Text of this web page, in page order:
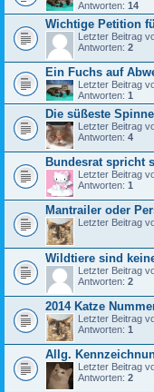
Antworten: 14
Wichtige Petition
Letzter Beitrag
Antworten: 2
Ein Fuchs auf
Letzter Beitrag
Antworten: 1
Die süßeste Spinne
Letzter Beitrag
Antworten: 4
Bundesrat spricht
Letzter Beitrag
Antworten: 1
Mantrailer oder
Letzter Beitrag
Wildtiere sind
Letzter Beitrag
Antworten: 2
2014 Katze
Letzter Beitrag
Antworten: 1
Allg.
Letzter Beitrag
Antworten: 2